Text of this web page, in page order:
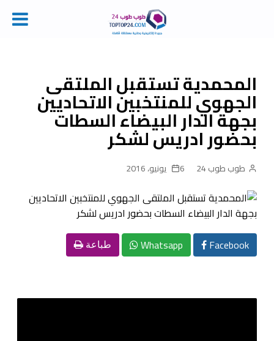
contentالمحمدية تستقبل الملتقى
الجهوي للمنتخبين الاتحاديين
بجهة الدار البيضاء السطات
بحضور ادريس لشكر
طوب طوب 24 6 يونيو، 2016
Facebook
Whatsapp طباعة